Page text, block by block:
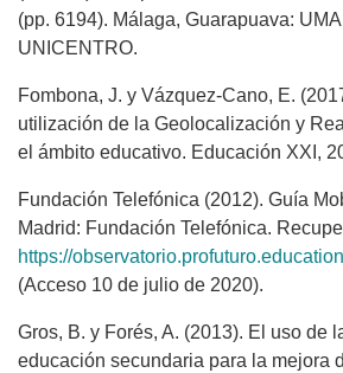
(pp. 6194). Málaga, Guarapuava:
UNICENTRO.
Fombona, J. y Vázquez-Cano, E.
utilización de la Geolocalización y
el ámbito educativo. Educación XXI,
Fundación Telefónica (2012). Guía
Madrid: Fundación Telefónica.
https://observatorio.profuturo.education/wpcontent/uploads/
(Acceso 10 de julio de 2020).
Gros, B. y Forés, A. (2013). El uso de
educación secundaria para la mejora